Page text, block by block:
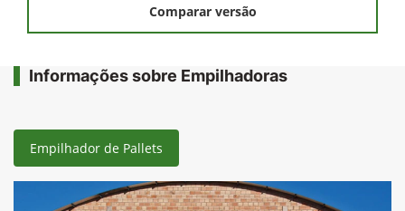
Comparar versão
Informações sobre Empilhadoras
Empilhador de Pallets